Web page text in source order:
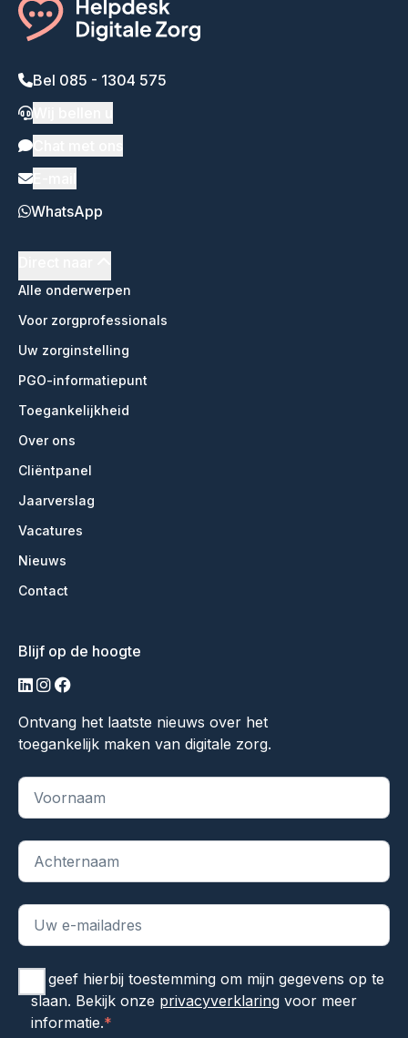
Bel 085 - 1304 575
WhatsApp
Alle onderwerpen
Voor zorgprofessionals
Uw zorginstelling
PGO-informatiepunt
Toegankelijkheid
Over ons
Cliëntpanel
Jaarverslag
Vacatures
Nieuws
Contact
Blijf op de hoogte
linkedin
instagram
facebook
Ontvang het laatste nieuws over het
toegankelijk maken van digitale zorg.
"*" geeft vereiste velden aan
Ik geef hierbij toestemming om mijn gegevens op te
slaan. Bekijk onze privacyverklaringvoor meer
informatie.*